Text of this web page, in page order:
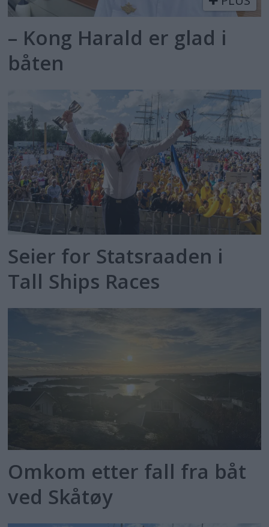
– Kong Harald er glad i
båten
Seier for Statsraaden i
Tall Ships Races
Omkom etter fall fra båt
ved Skåtøy